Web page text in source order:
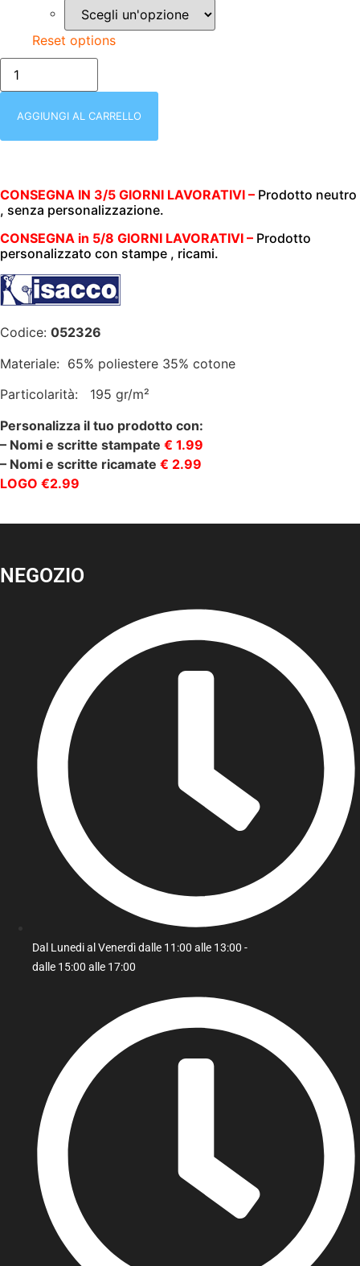
Reset options
XX/isacco-
052326-
CASACCA
|PHILADELPHIA
MELA|
BOTTONI
A
PRESSIONE|
195
gr/m2|
quantità
AGGIUNGI AL CARRELLO
CONSEGNA IN 3/5 GIORNI LAVORATIVI – Prodotto neutro
, senza personalizzazione.
CONSEGNA in 5/8 GIORNI LAVORATIVI – Prodotto
personalizzato con stampe , ricami.
Codice: 052326
Materiale: 65% poliestere 35% cotone
Particolarità: 195 gr/m²
Personalizza il tuo prodotto con:
– Nomi e scritte stampate € 1.99
– Nomi e scritte ricamate € 2.99
LOGO €2.99
NEGOZIO
Dal Lunedi al Venerdì dalle 11:00 alle 13:00 -
dalle 15:00 alle 17:00